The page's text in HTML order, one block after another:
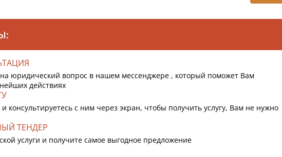
юридический вопрос в нашем мессенджере , который поможет Вам
действиях
консультируетесь с ним через экран, чтобы получить услугу, Вам не нужно
ТЕНДЕР
услуги и получите самое выгодное предложение